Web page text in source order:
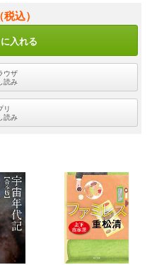
（税込）
入れる
ウザ
読み
リ
読み